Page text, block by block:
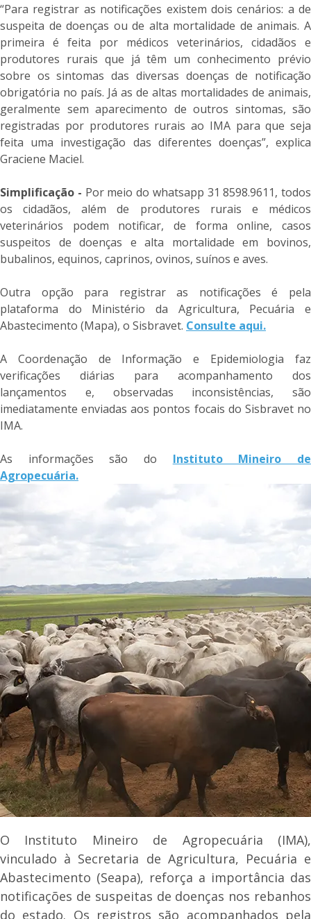
“Para registrar as notificações existem dois cenários: a de
suspeita de doenças ou de alta mortalidade de animais. A
primeira é feita por médicos veterinários, cidadãos e
produtores rurais que já têm um conhecimento prévio
sobre os sintomas das diversas doenças de notificação
obrigatória no país. Já as de altas mortalidades de animais,
geralmente sem aparecimento de outros sintomas, são
registradas por produtores rurais ao IMA para que seja
feita uma investigação das diferentes doenças”, explica
Graciene Maciel.
Simplificação - Por meio do whatsapp 31 8598.9611, todos
os cidadãos, além de produtores rurais e médicos
veterinários podem notificar, de forma online, casos
suspeitos de doenças e alta mortalidade em bovinos,
bubalinos, equinos, caprinos, ovinos, suínos e aves.
Outra opção para registrar as notificações é pela
plataforma do Ministério da Agricultura, Pecuária e
Abastecimento (Mapa), o Sisbravet. Consulte aqui.
A Coordenação de Informação e Epidemiologia faz
verificações diárias para acompanhamento dos
lançamentos e, observadas inconsistências, são
imediatamente enviadas aos pontos focais do Sisbravet no
IMA.
As informações são do Instituto Mineiro de
Agropecuária.
O Instituto Mineiro de Agropecuária (IMA),
vinculado à Secretaria de Agricultura, Pecuária e
Abastecimento (Seapa), reforça a importância das
notificações de suspeitas de doenças nos rebanhos
do estado. Os registros são acompanhados pela